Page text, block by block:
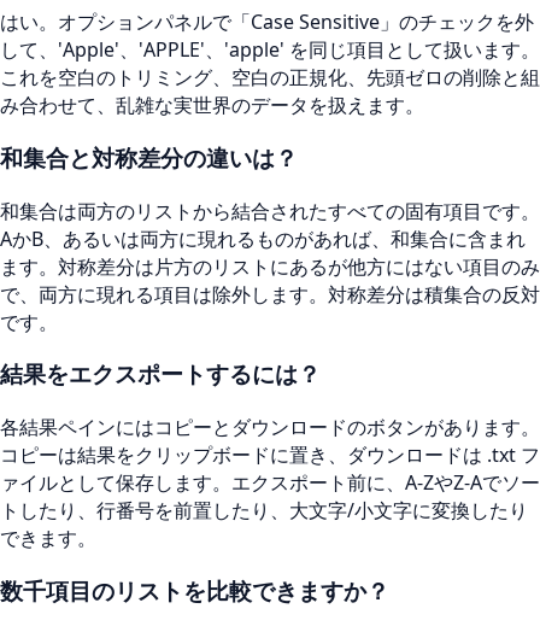
はい。オプションパネルで「Case Sensitive」のチェックを外
して、'Apple'、'APPLE'、'apple' を同じ項目として扱います。
これを空白のトリミング、空白の正規化、先頭ゼロの削除と組
み合わせて、乱雑な実世界のデータを扱えます。
和集合と対称差分の違いは？
和集合は両方のリストから結合されたすべての固有項目です。
AかB、あるいは両方に現れるものがあれば、和集合に含まれ
ます。対称差分は片方のリストにあるが他方にはない項目のみ
で、両方に現れる項目は除外します。対称差分は積集合の反対
です。
結果をエクスポートするには？
各結果ペインにはコピーとダウンロードのボタンがあります。
コピーは結果をクリップボードに置き、ダウンロードは .txt フ
ァイルとして保存します。エクスポート前に、A-ZやZ-Aでソー
トしたり、行番号を前置したり、大文字/小文字に変換したり
できます。
数千項目のリストを比較できますか？